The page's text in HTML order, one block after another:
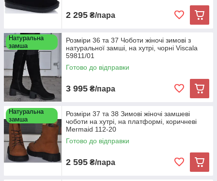
2 295 ₴/пара
Натуральна
замша
Розміри 36 та 37 Чоботи жіночі зимові з
натуральної замші, на хутрі, чорні Viscala
59811/01
Готово до відправки
3 995 ₴/пара
Натуральна
замша
Розміри 37 та 38 Зимові жіночі замшеві
чоботи на хутрі, на платформі, коричневі
Mermaid 112-20
Готово до відправки
2 595 ₴/пара